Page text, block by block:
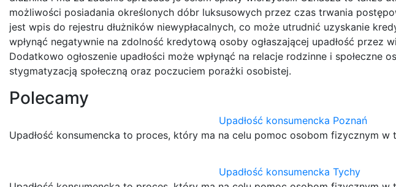
możliwości posiadania określonych dóbr luksusowych przez czas trwania
jest wpis do rejestru dłużników niewypłacalnych, co może utrudnić uzyskanie
wpłynąć negatywnie na zdolność kredytową osoby ogłaszającej upadłość przez
Dodatkowo ogłoszenie upadłości może wpłynąć na relacje rodzinne i społeczne
stygmatyzacją społeczną oraz poczuciem porażki osobistej.
Polecamy
Upadłość konsumencka Poznań
Upadłość konsumencka to proces, który ma na celu pomoc osobom fizycznym
Upadłość konsumencka Tychy